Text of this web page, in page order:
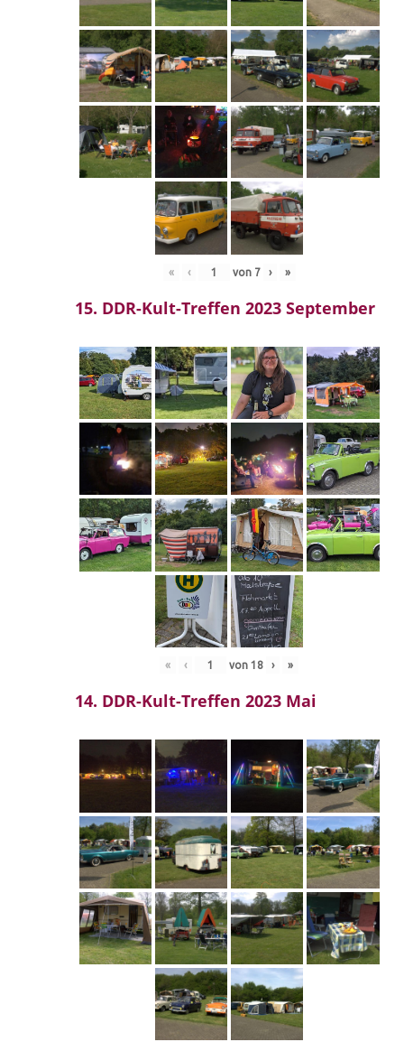
« ‹ von 7 › »
15. DDR-Kult-Treffen 2023 September
« ‹ von 18 › »
14. DDR-Kult-Treffen 2023 Mai